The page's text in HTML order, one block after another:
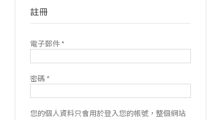
註冊
電子郵件*
密碼*
您的個人資料只會用於登入您的帳號，整個網站